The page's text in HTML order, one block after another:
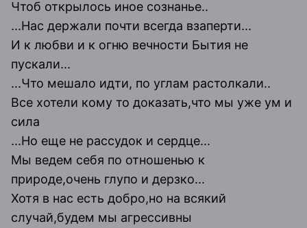
Чтоб открылось иное сознанье..
...Нас держали почти всегда взаперти...
И к любви и к огню вечности Бытия не
пускали...
...Что мешало идти, по углам растолкали..
Все хотели кому то доказать,что мы уже ум и
сила
...Но еще не рассудок и сердце...
Мы ведем себя по отношенью к
природе,очень глупо и дерзко...
Хотя в нас есть добро,но на всякий
случай,будем мы агрессивны